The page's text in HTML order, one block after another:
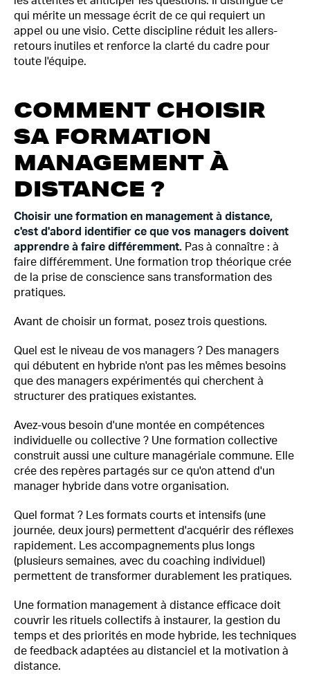
qui mérite un message écrit de ce qui requiert un
appel ou une visio. Cette discipline réduit les allers-
retours inutiles et renforce la clarté du cadre pour
toute l'équipe.
COMMENT CHOISIR
SA FORMATION
MANAGEMENT À
DISTANCE ?
Choisir une formation en management à distance,
c'est d'abord identifier ce que vos managers doivent
apprendre à faire différemment. Pas à connaître : à
faire différemment. Une formation trop théorique crée
de la prise de conscience sans transformation des
pratiques.
Avant de choisir un format, posez trois questions.
Quel est le niveau de vos managers ? Des managers
qui débutent en hybride n'ont pas les mêmes besoins
que des managers expérimentés qui cherchent à
structurer des pratiques existantes.
Avez-vous besoin d'une montée en compétences
individuelle ou collective ? Une formation collective
construit aussi une culture managériale commune. Elle
crée des repères partagés sur ce qu'on attend d'un
manager hybride dans votre organisation.
Quel format ? Les formats courts et intensifs (une
journée, deux jours) permettent d'acquérir des réflexes
rapidement. Les accompagnements plus longs
(plusieurs semaines, avec du coaching individuel)
permettent de transformer durablement les pratiques.
Une formation management à distance efficace doit
couvrir les rituels collectifs à instaurer, la gestion du
temps et des priorités en mode hybride, les techniques
de feedback adaptées au distanciel et la motivation à
distance.